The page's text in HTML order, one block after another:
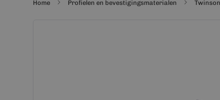
Home Profielen en bevestigingsmaterialen